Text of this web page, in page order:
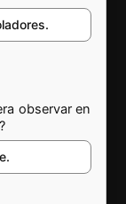
observar en